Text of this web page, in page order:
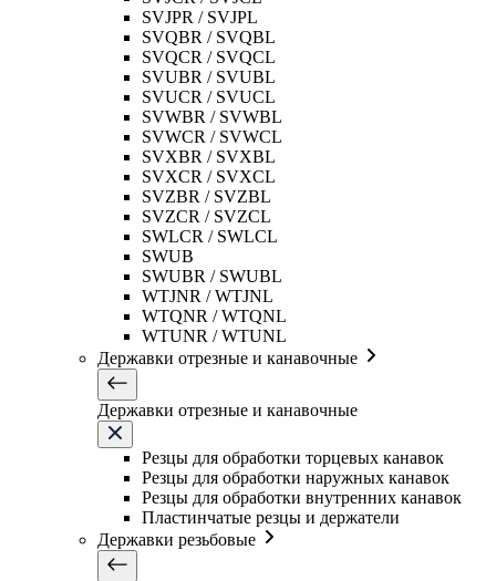
SVJPR / SVJPL
SVQBR / SVQBL
SVQCR / SVQCL
SVUBR / SVUBL
SVUCR / SVUCL
SVWBR / SVWBL
SVWCR / SVWCL
SVXBR / SVXBL
SVXCR / SVXCL
SVZBR / SVZBL
SVZCR / SVZCL
SWLCR / SWLCL
SWUB
SWUBR / SWUBL
WTJNR / WTJNL
WTQNR / WTQNL
WTUNR / WTUNL
Державки отрезные и канавочные
Державки отрезные и канавочные
Резцы для обработки торцевых канавок
Резцы для обработки наружных канавок
Резцы для обработки внутренних канавок
Пластинчатые резцы и держатели
Державки резьбовые